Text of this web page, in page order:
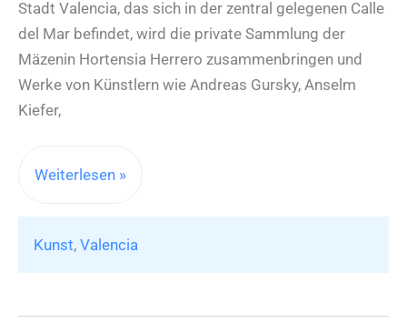
Stadt Valencia, das sich in der zentral gelegenen Calle
del Mar befindet, wird die private Sammlung der
Mäzenin Hortensia Herrero zusammenbringen und
Werke von Künstlern wie Andreas Gursky, Anselm
Kiefer,
Das
Kunstzentrum
in
Weiterlesen »
Kunst, Valencia